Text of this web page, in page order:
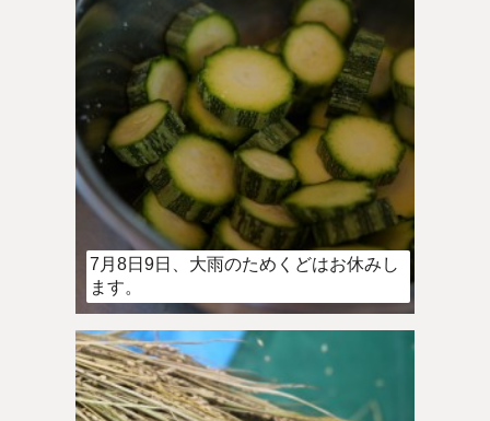
7月8日9日、大雨のためくどはお休みし
ます。